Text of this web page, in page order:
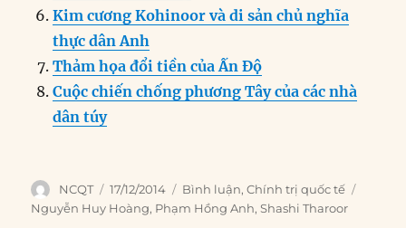
Kim cương Kohinoor và di sản chủ nghĩa
thực dân Anh
Thảm họa đổi tiền của Ấn Độ
Cuộc chiến chống phương Tây của các nhà
dân túy
Author
NCQT
Posted
on
17/12/2014 Categories
Bình luận,Chính trị quốc tế
Nguyễn Huy Hoàng, Phạm Hồng Anh,Shashi Tharoor